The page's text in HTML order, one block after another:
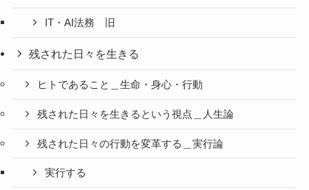
IT・AI法務 旧
残された日々を生きる
ヒトであること＿生命・身心・行動
残された日々を生きるという視点＿人生論
残された日々の行動を変革する＿実行論
実行する